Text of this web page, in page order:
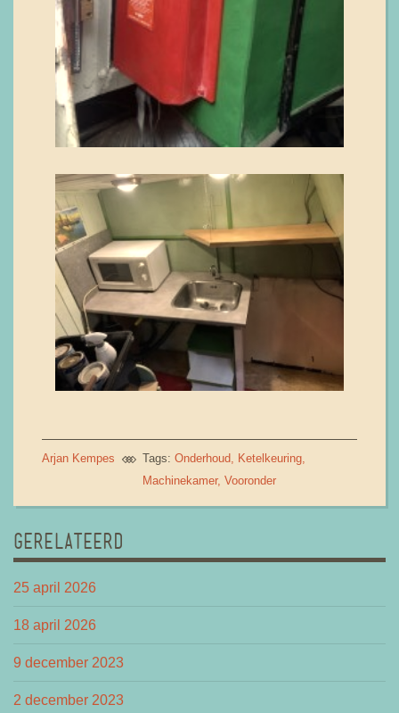
Arjan Kempes Tags: Onderhoud
Ketelkeuring
Machinekamer Vooronder
GERELATEERD
25 april 2026
18 april 2026
9 december 2023
2 december 2023